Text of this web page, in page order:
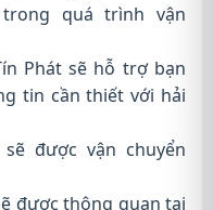
quá trình vận
Phát sẽ hỗ trợ bạn
tin cần thiết với hải
được vận chuyển
được thông quan tại